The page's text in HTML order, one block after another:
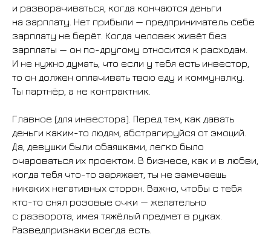
и разворачиваться, когда кончаются деньги
на зарплату. Нет прибыли — предприниматель себе
зарплату не берёт. Когда человек живёт без
зарплаты — он по-другому относится к расходам.
И не нужно думать, что если у тебя есть инвестор,
то он должен оплачивать твою еду и коммуналку.
Ты партнёр, а не контрактник.
Главное (для инвестора). Перед тем, как давать
деньги каким-то людям, абстрагируйся от эмоций.
Да, девушки были обаяшками, легко было
очароваться их проектом. В бизнесе, как и в любви,
когда тебя что-то заряжает, ты не замечаешь
никаких негативных сторон. Важно, чтобы с тебя
кто-то снял розовые очки — желательно
с разворота, имея тяжёлый предмет в руках.
Разведпризнаки всегда есть.